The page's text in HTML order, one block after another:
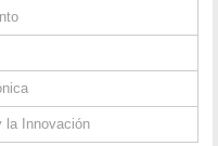
la Innovación